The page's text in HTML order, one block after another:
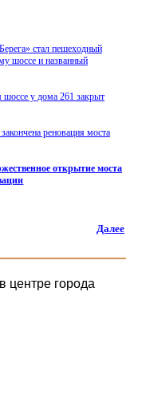
» стал пешеходный
шоссе и названный
у дома 261 закрыт
реновация моста
открытие моста
Далее
центре города